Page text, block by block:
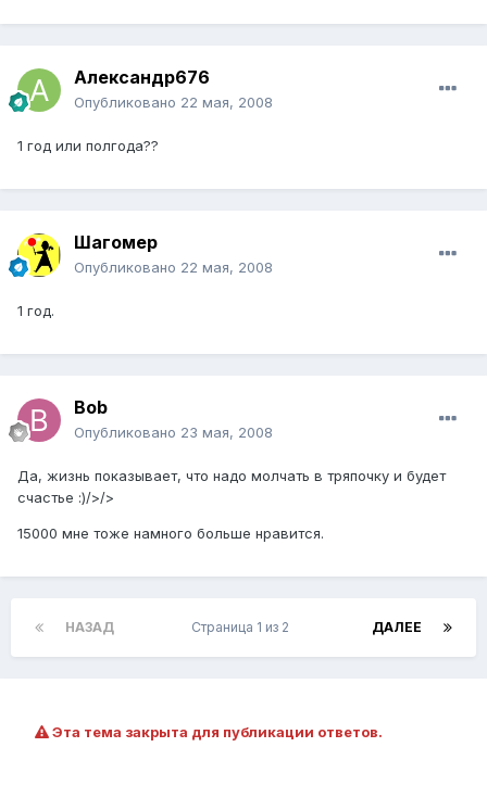
Александр676
Опубликовано 22 мая, 2008
1 год или полгода??
Шагомер
Опубликовано 22 мая, 2008
1 год.
Bob
Опубликовано 23 мая, 2008
Да, жизнь показывает, что надо молчать в тряпочку и будет
счастье :)/>/>
15000 мне тоже намного больше нравится.
НАЗАД ДАЛЕЕ
Страница 1 из 2
Эта тема закрыта для публикации ответов.